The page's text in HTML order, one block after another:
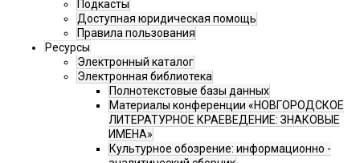
Подкасты
Доступная юридическая помощь
Правила пользования
Ресурсы
Электронный каталог
Электронная библиотека
Полнотекстовые базы данных
Материалы конференции «НОВГОРОДСКОЕ
ЛИТЕРАТУРНОЕ КРАЕВЕДЕНИЕ: ЗНАКОВЫЕ
ИМЕНА»
Культурное обозрение: информационно -